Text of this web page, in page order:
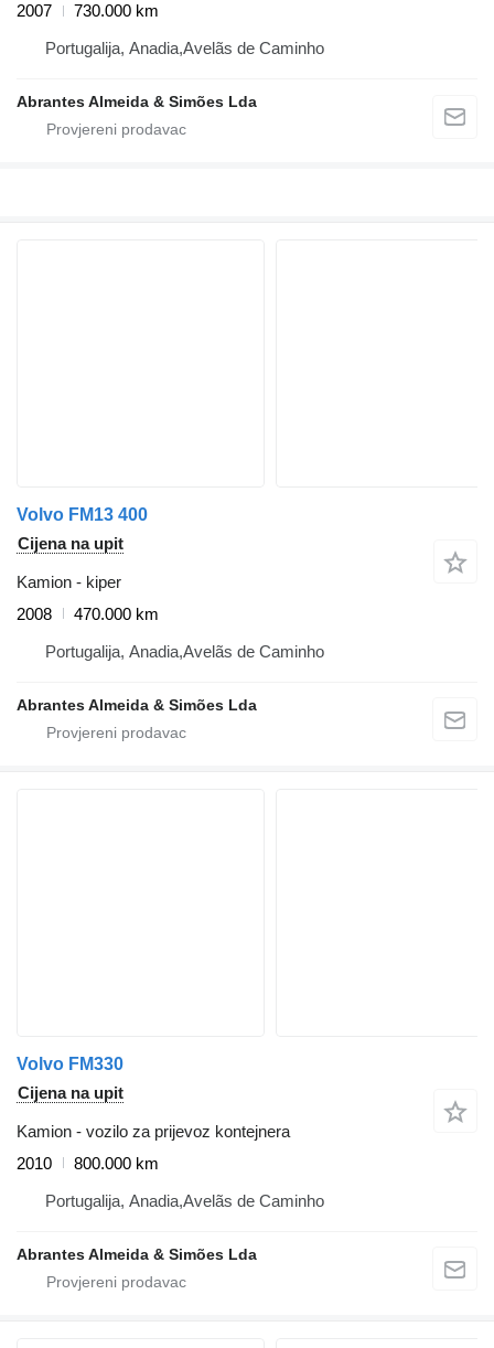
2007
730.000 km
Portugalija, Anadia,Avelãs de Caminho
Abrantes Almeida & Simões Lda
Volvo FM13 400
Cijena na upit
Kamion - kiper
2008
470.000 km
Portugalija, Anadia,Avelãs de Caminho
Abrantes Almeida & Simões Lda
Volvo FM330
Cijena na upit
Kamion - vozilo za prijevoz kontejnera
2010
800.000 km
Portugalija, Anadia,Avelãs de Caminho
Abrantes Almeida & Simões Lda